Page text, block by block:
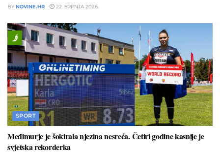
BY NOVINE.HR 22. SRPNJA 2026.
SPORT
Međimurje je šokirala njezina nesreća. Četiri godine kasnije je
svjetska rekorderka